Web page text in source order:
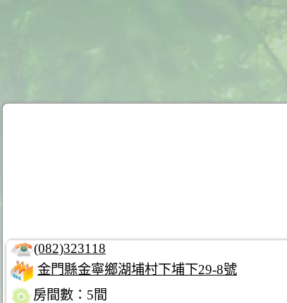
(082)323118
金門縣金寧鄉湖埔村下埔下29-8號
房間數：5間